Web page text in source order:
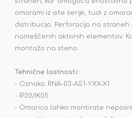
omarami iz iste serije, tudi z
distribucijo. Perforacija na
nameščenih aktivnih elementov.
montažo na steno.
Tehnične lastnosti:
- Oznaka: RNA-03-A51-YXX-X1
- IP20/IK05
- Omarico lahko montirate